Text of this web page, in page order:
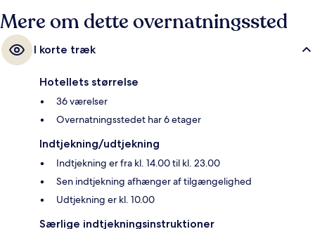
Mere om dette overnatningssted
I korte træk
Hotellets størrelse
36 værelser
Overnatningsstedet har 6 etager
Indtjekning/udtjekning
Indtjekning er fra kl. 14.00 til kl. 23.00
Sen indtjekning afhænger af tilgængelighed
Udtjekning er kl. 10.00
Særlige indtjekningsinstruktioner